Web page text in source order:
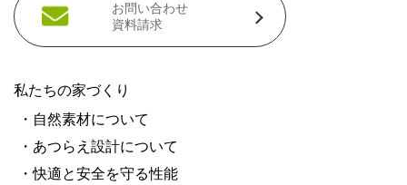
お問い合わせ
資料請求
私たちの家づくり
・自然素材について
・あつらえ設計について
・快適と安全を守る性能